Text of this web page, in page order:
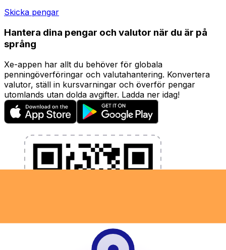
Skicka pengar
Hantera dina pengar och valutor när du är på
språng
Xe-appen har allt du behöver för globala
penningöverföringar och valutahantering. Konvertera
valutor, ställ in kursvarningar och överför pengar
utomlands utan dolda avgifter. Ladda ner idag!